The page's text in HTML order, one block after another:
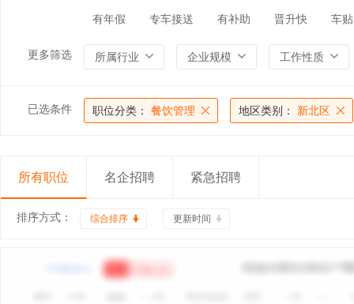
有年假 专车接送 有补助 晋升快 车贴
更多筛选 所属行业 企业规模 工作性质
已选条件 职位分类： 餐饮管理 地区类别： 新北区
所有职位 名企招聘 紧急招聘
排序方式： 综合排序 更新时间